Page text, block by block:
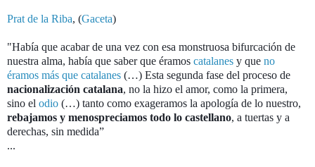
Prat de la Riba, (Gaceta)
"Había que acabar de una vez con esa monstruosa bifurcación de
nuestra alma, había que saber que éramos catalanes y que no
éramos más que catalanes (…) Esta segunda fase del proceso de
nacionalización catalana, no la hizo el amor, como la primera,
sino el odio (…) tanto como exageramos la apología de lo nuestro,
rebajamos y menospreciamos todo lo castellano, a tuertas y a
derechas, sin medida”
...